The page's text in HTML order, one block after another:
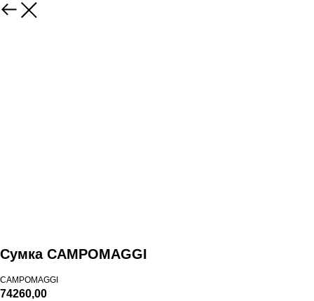
Сумка CAMPOMAGGI
CAMPOMAGGI
74260,00